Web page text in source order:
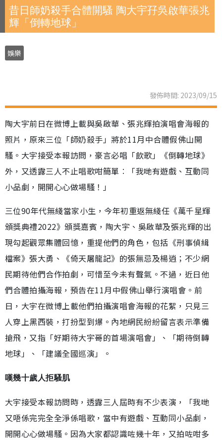
昔日師奶殺手合體開騷 陶大宇孖吳啟華張兆
輝「倒轉地球」
娛樂
發佈時間: 2023/09/15
陶大宇前日在微博上載與吳啟華、張兆輝拍演唱會海報的
照片，原來三位「師奶殺手」將於11月中合體假佛山開
騷。大宇接受本報訪問，豪言必唱「飲歌」《倒轉地球》
外，又透露三人不止唱歌咁簡單︰「我哋有遊戲、互動同
小品劇，開開心心做場騷！」
三位90年代無綫當家小生，今年初重返無綫任《萬千星輝
頒獎典禮2022》頒獎嘉賓，陶大宇、吳啟華及張兆輝的出
現勾起觀眾集體回憶，重提他們的角色，包括《刑事偵緝
檔案》張大勇、《倚天屠龍記》的張無忌及楊逍；不少網
民期待他們合作拍劇，可惜至今未有聲氣。不過，近日他
們合體拍攝海報，預告在11月中假佛山舉行演唱會。前
日，大宇在微博上載他們拍攝演唱會海報的花絮，只見三
人穿上黑西裝，打扮型到爆。內地網民紛紛留言表示準備
搶飛，又指「好期待大宇哥的首場演唱會」、「期待倒轉
地球」、「建議全國巡演」。
嘆幾十歲人拒騷肌
大宇接受本報訪問時，透露三人屆時有不少表演，「我哋
又唔係完完全全淨係唱歌，當中有遊戲、互動同小品劇，
開開心心做場騷。因為大家都認識咗幾十年，又拍咗咁多